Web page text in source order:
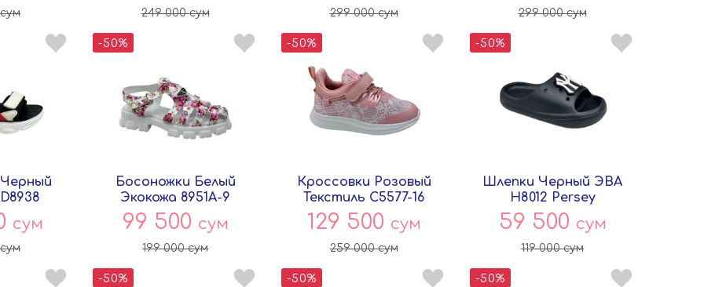
сум 249 000сум 299 000сум 299 000сум
сум
сум
-50%
Босоножки Белый
Экокожа 8951A-9
Совёнок
99 500 сум
199 000сум
-50%
Кроссовки Розовый
Текстиль C5577-16
Совёнок
129 500 сум
259 000сум
-50%
Шлепки Черный ЭВА
H8012 Persey
59 500 сум
119 000сум
-50% -50% -50%